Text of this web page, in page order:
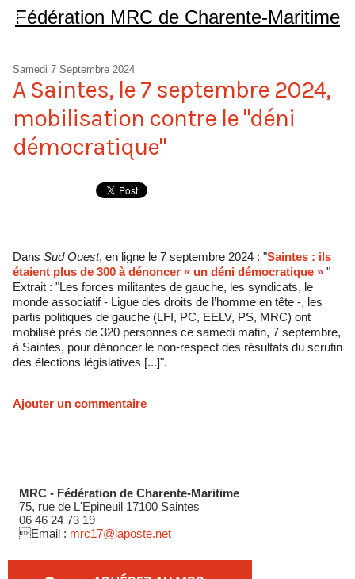
Fédération MRC de Charente-Maritime
Samedi 7 Septembre 2024
A Saintes, le 7 septembre 2024,
mobilisation contre le "déni
démocratique"
Dans Sud Ouest, en ligne le 7 septembre 2024 : "Saintes : ils
étaient plus de 300 à dénoncer « un déni démocratique » "
Extrait : "Les forces militantes de gauche, les syndicats, le
monde associatif - Ligue des droits de l’homme en tête -, les
partis politiques de gauche (LFI, PC, EELV, PS, MRC) ont
mobilisé près de 320 personnes ce samedi matin, 7 septembre,
à Saintes, pour dénoncer le non-respect des résultats du scrutin
des élections législatives [...]".
Ajouter un commentaire
MRC - Fédération de Charente-Maritime
75, rue de L'Epineuil 17100 Saintes
06 46 24 73 19
Email : mrc17@laposte.net